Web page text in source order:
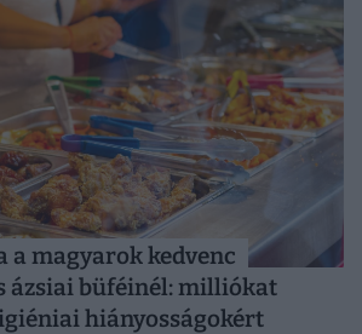
a magyarok kedvenc
ázsiai büféinél: milliókat
hiányosságokért